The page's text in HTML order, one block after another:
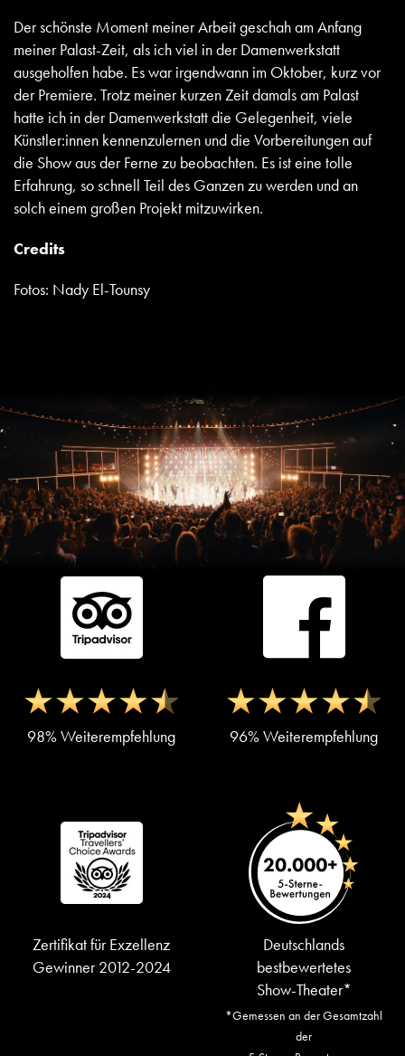
Der schönste Moment meiner Arbeit geschah am Anfang
meiner Palast-Zeit, als ich viel in der Damenwerkstatt
ausgeholfen habe. Es war irgendwann im Oktober, kurz vor
der Premiere. Trotz meiner kurzen Zeit damals am Palast
hatte ich in der Damenwerkstatt die Gelegenheit, viele
Künstler:innen kennenzulernen und die Vorbereitungen auf
die Show aus der Ferne zu beobachten. Es ist eine tolle
Erfahrung, so schnell Teil des Ganzen zu werden und an
solch einem großen Projekt mitzuwirken.
Credits
Fotos: Nady El-Tounsy
98% Weiterempfehlung 96% Weiterempfehlung
Zertifikat für Exzellenz
Gewinner 2012-2024
Deutschlands
bestbewertetes
Show-Theater*
*Gemessen an der Gesamtzahl
der